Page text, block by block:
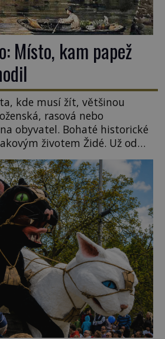
Místo, kam papež
kde musí žít, většinou
rasová nebo
obyvatel. Bohaté historické
životem Židé. Už od
v každou chvíli nuceni v
nejslavnější patří i římské
1555. Pokud jde o vztah
čím chlubit. […]